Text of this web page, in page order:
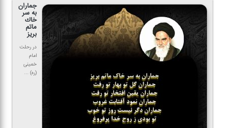
جماران
به سر
خاك
ماتم
بریز
در رحلت
امام
خمینی
(ره) ...